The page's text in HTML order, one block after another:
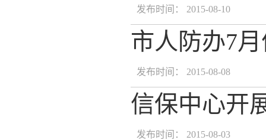
发布时间： 2015-08-10
市人防办7
发布时间： 2015-08-08
信保中心开
发布时间： 2015-08-03